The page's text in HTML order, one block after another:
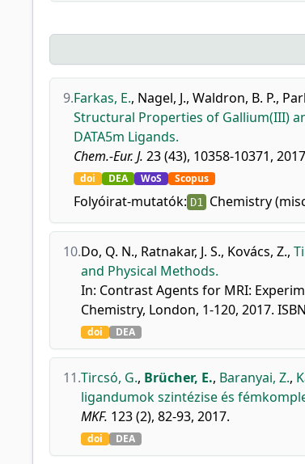
9.Farkas, E., Nagel, J., Waldron, B. P.,
Structural Properties of Gallium(III)
DATA5m Ligands.
Chem.-Eur. J. 23 (43), 10358-10371,
doi DEA WoS Scopus
Folyóirat-mutatók: D1 Chemistry
10.Do, Q. N., Ratnakar, J. S., Kovács, Z.,
and Physical Methods.
In: Contrast Agents for MRI:
Chemistry, London, 1-120, 2017.
doi DEA
11.Tircsó, G., Brücher, E., Baranyai, Z.,
ligandumok szintézise és
MKF. 123 (2), 82-93, 2017.
doi DEA